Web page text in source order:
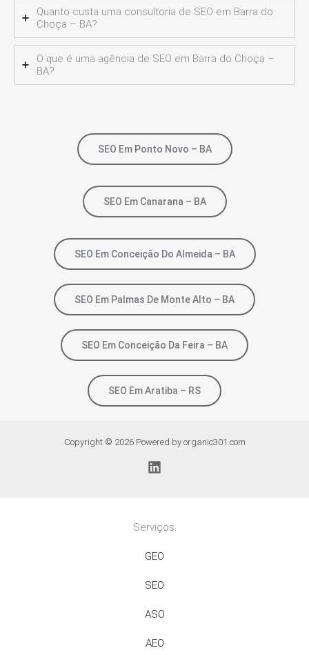
Quanto custa uma consultoria de SEO em Barra do
Choça – BA?
O que é uma agência de SEO em Barra do Choça –
BA?
SEO Em Ponto Novo – BA
SEO Em Canarana – BA
SEO Em Conceição Do Almeida – BA
SEO Em Palmas De Monte Alto – BA
SEO Em Conceição Da Feira – BA
SEO Em Aratiba – RS
Copyright © 2026 Powered by organic301.com
Serviços:
GEO
SEO
ASO
AEO